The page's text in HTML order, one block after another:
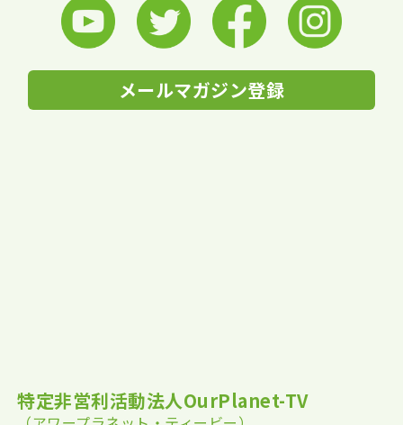
メールマガジン登録
特定非営利活動法人OurPlanet-TV